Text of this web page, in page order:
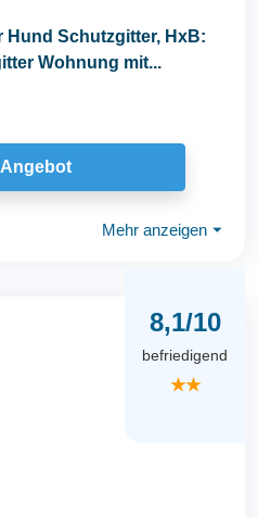
Schutzgitter, HxB:
Wohnung mit...
Mehr anzeigen ⏷
8,1/10
befriedigend
★★